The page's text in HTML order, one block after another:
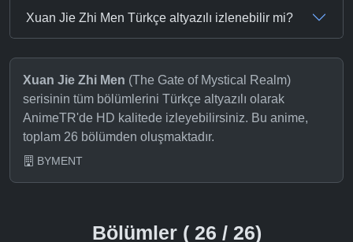
Xuan Jie Zhi Men Türkçe altyazılı izlenebilir mi?
Xuan Jie Zhi Men (The Gate of Mystical Realm)
serisinin tüm bölümlerini Türkçe altyazılı olarak
AnimeTR'de HD kalitede izleyebilirsiniz. Bu anime,
toplam 26 bölümden oluşmaktadır.
BYMENT
Bölümler ( 26 / 26)